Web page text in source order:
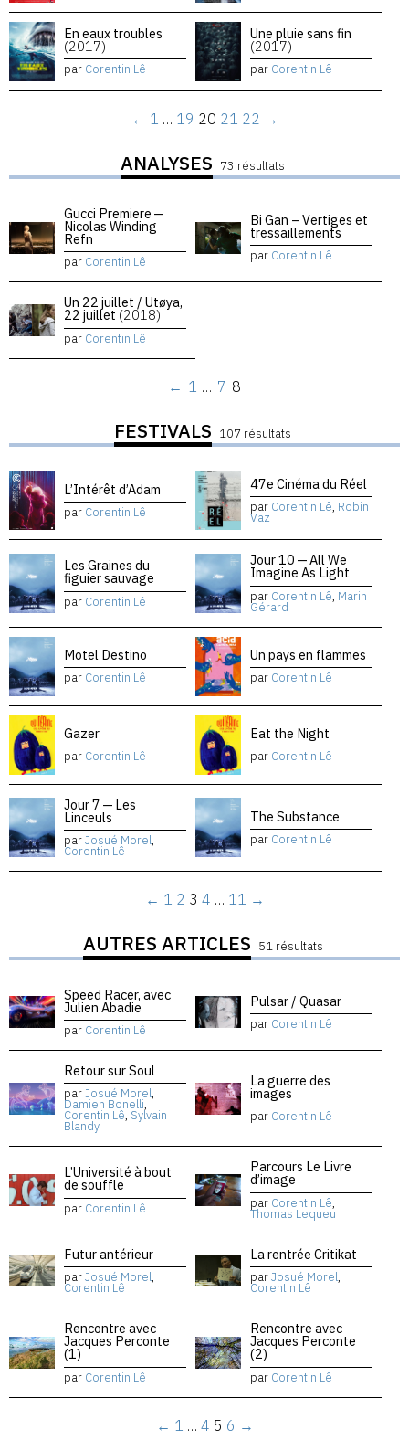
En eaux troubles
(2017)
par Corentin Lê
Une pluie sans fin
(2017)
par Corentin Lê
← 1 … 19 20 21 22 →
ANALYSES 73 résultats
Gucci Premiere —
Nicolas Winding
Refn
par Corentin Lê
Bi Gan – Vertiges et
tressaillements
par Corentin Lê
Un 22 juillet / Utøya,
22 juillet (2018)
par Corentin Lê
← 1 … 7 8
FESTIVALS 107 résultats
L’Intérêt d’Adam
par Corentin Lê
47e Cinéma du Réel
par Corentin Lê, Robin
Vaz
Les Graines du
figuier sauvage
par Corentin Lê
Jour 10 — All We
Imagine As Light
par Corentin Lê, Marin
Gérard
Motel Destino
par Corentin Lê
Un pays en flammes
par Corentin Lê
Gazer
par Corentin Lê
Eat the Night
par Corentin Lê
Jour 7 — Les
Linceuls
parJosué Morel,
Corentin Lê
The Substance
par Corentin Lê
← 1 2 3 4 … 11 →
AUTRES ARTICLES 51 résultats
Speed Racer, avec
Julien Abadie
par Corentin Lê
Pulsar / Quasar
par Corentin Lê
Retour sur Soul
parJosué Morel,
Damien Bonelli,
Corentin Lê, Sylvain
Blandy
La guerre des
images
par Corentin Lê
L’Université à bout
de souffle
par Corentin Lê
Parcours Le Livre
d’image
par Corentin Lê,
Thomas Lequeu
Futur antérieur
parJosué Morel,
Corentin Lê
La rentrée Critikat
parJosué Morel,
Corentin Lê
Rencontre avec
Jacques Perconte
(1)
par Corentin Lê
Rencontre avec
Jacques Perconte
(2)
par Corentin Lê
← 1 … 4 5 6 →